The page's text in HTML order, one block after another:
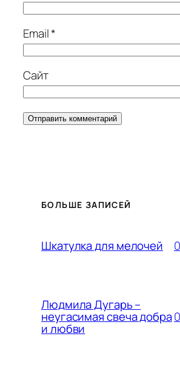
Email*
Сайт
БОЛЬШЕ ЗАПИСЕЙ
Шкатулка для мелочей
Людмила Дугарь –
неугасимая свеча добра
и любви